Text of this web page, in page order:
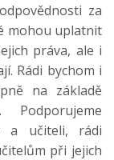
za
mohou uplatnit
práva, ale i
Rádi bychom i
na základě
a učiteli, rádi
při jejich